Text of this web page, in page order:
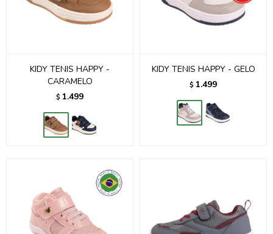
KIDY TENIS HAPPY -
CARAMELO
$ 1.499
KIDY TENIS HAPPY - GELO
$ 1.499